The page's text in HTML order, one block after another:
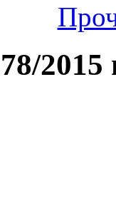
2015